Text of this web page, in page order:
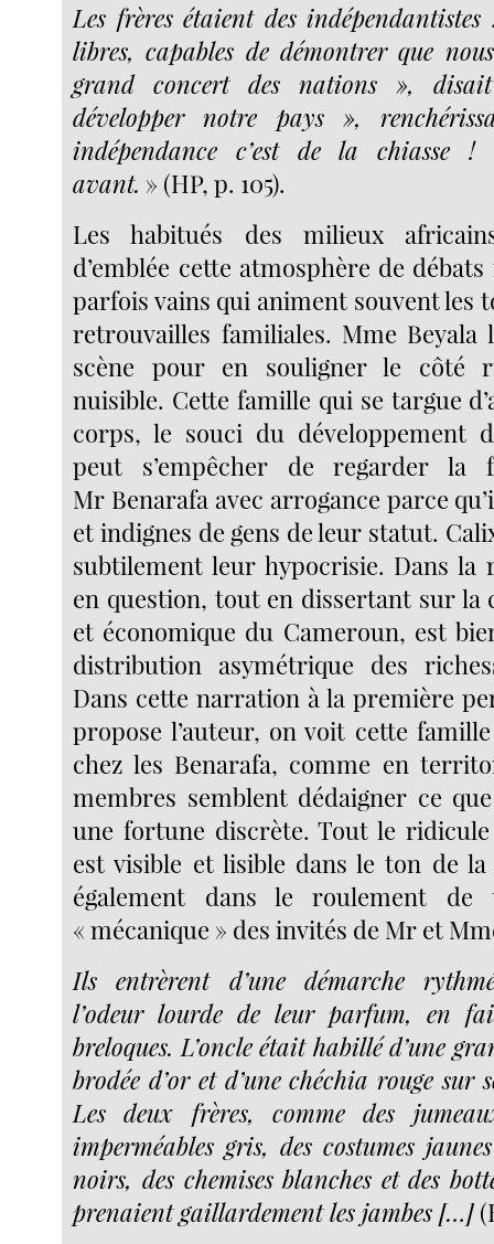
Les frères étaient des indépendantistes
libres, capables de démontrer que
grand concert des nations »,
développer notre pays »,
indépendance c’est de la chiasse
avant. » (HP, p. 105).
Les habitués des milieux
d’emblée cette atmosphère de
parfois vains qui animent souvent les
retrouvailles familiales. Mme Beyala
scène pour en souligner le côté
nuisible. Cette famille qui se targue
corps, le souci du développement
peut s’empêcher de regarder la
Mr Benarafa avec arrogance parce
et indignes de gens de leur statut.
subtilement leur hypocrisie. Dans la
en question, tout en dissertant sur la
et économique du Cameroun, est
distribution asymétrique des
Dans cette narration à la première
propose l’auteur, on voit cette
chez les Benarafa, comme en
membres semblent dédaigner ce
une fortune discrète. Tout le
est visible et lisible dans le ton de la
également dans le roulement
« mécanique » des invités de Mr et
Ils entrèrent d’une démarche
l’odeur lourde de leur parfum, en
breloques. L’oncle était habillé d’une
brodée d’or et d’une chéchia rouge sur
Les deux frères, comme des
imperméables gris, des costumes
noirs, des chemises blanches et des
prenaient gaillardement les jambes […]